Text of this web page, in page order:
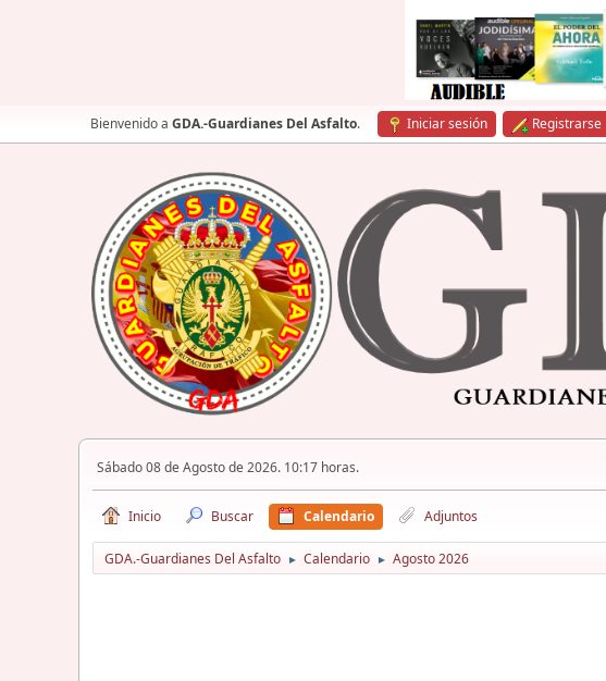
Bienvenido a GDA.-Guardianes Del Asfalto. Iniciar sesión Registrarse
Sábado 08 de Agosto de 2026. 10:17 horas.
Inicio Buscar Calendario Adjuntos
GDA.-Guardianes Del Asfalto ► Calendario ► Agosto 2026